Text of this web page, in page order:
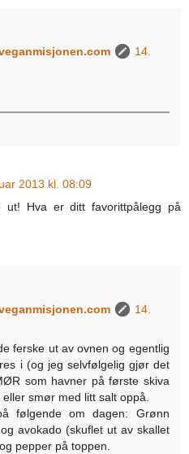
14.
2013 kl. 08:09
ut! Hva er ditt favorittpålegg på
14.
ferske ut av ovnen og egentlig
i (og jeg selvfølgelig gjør det
som havner på første skiva
smør med litt salt oppå.
følgende om dagen: Grønn
avokado (skuflet ut av skallet
pepper på toppen.